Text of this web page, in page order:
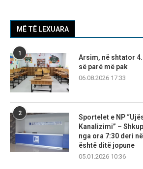
MË TË LEXUARA
1
Arsim, në shtator
së parë më pak
06.08.2026 17:33
2
Sportelet e NP
Kanalizimi” –
nga ora 7:30 deri
është ditë jopune
05.01.2026 10:36